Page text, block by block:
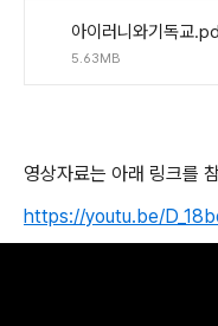
아이러니와기독교
5.63MB
영상자료는 아래 링크를
https://youtu.be/